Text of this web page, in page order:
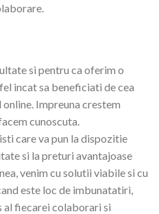
si pentru ca oferim o
incat sa beneficiati de cea
Impreuna crestem
cunoscuta.
care va pun la dispozitie
si la preturi avantajoase
venim cu solutii viabile si cu
este loc de imbunatatiri,
al fiecarei colaborari si